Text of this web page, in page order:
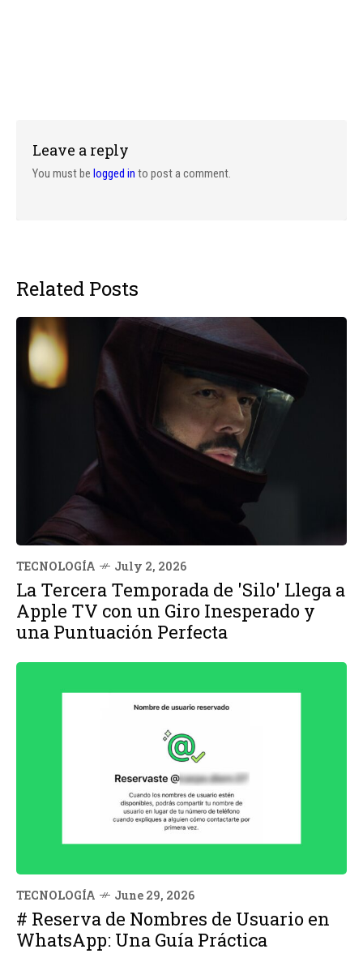
Leave a reply
You must be logged in to post a comment.
Related Posts
TECNOLOGÍA July 2, 2026
La Tercera Temporada de 'Silo' Llega a
Apple TV con un Giro Inesperado y
una Puntuación Perfecta
TECNOLOGÍA June 29, 2026
# Reserva de Nombres de Usuario en
WhatsApp: Una Guía Práctica